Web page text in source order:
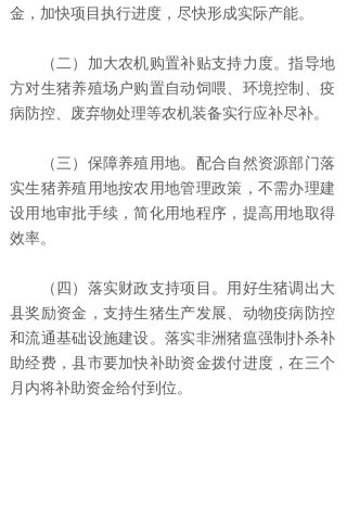
金，加快项目执行进度，尽快形成实际产能。
（二）加大农机购置补贴支持力度。指导地
方对生猪养殖场户购置自动饲喂、环境控制、疫
病防控、废弃物处理等农机装备实行应补尽补。
（三）保障养殖用地。配合自然资源部门落
实生猪养殖用地按农用地管理政策，不需办理建
设用地审批手续，简化用地程序，提高用地取得
效率。
（四）落实财政支持项目。用好生猪调出大
县奖励资金，支持生猪生产发展、动物疫病防控
和流通基础设施建设。落实非洲猪瘟强制扑杀补
助经费，县市要加快补助资金拨付进度，在三个
月内将补助资金给付到位。